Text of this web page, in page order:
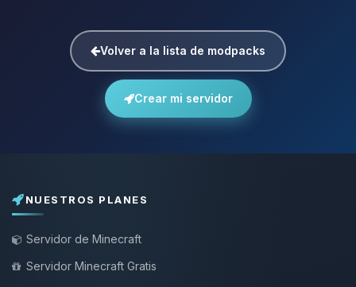
Volver a la lista de modpacks
Crear mi servidor
NUESTROS PLANES
Servidor de Minecraft
Servidor Minecraft Gratis